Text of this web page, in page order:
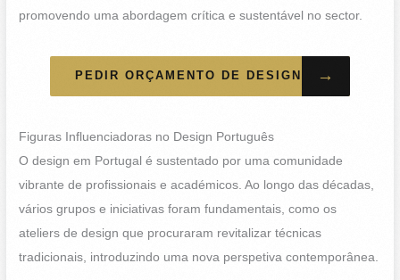
promovendo uma abordagem crítica e sustentável no sector.
PEDIR ORÇAMENTO DE DESIGN →
Figuras Influenciadoras no Design Português
O design em Portugal é sustentado por uma comunidade
vibrante de profissionais e académicos. Ao longo das décadas,
vários grupos e iniciativas foram fundamentais, como os
ateliers de design que procuraram revitalizar técnicas
tradicionais, introduzindo uma nova perspetiva contemporânea.